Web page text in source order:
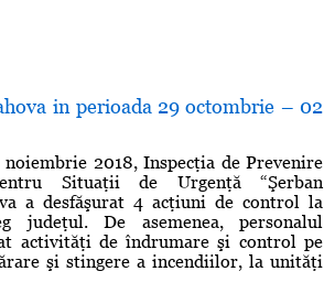
in perioada 29 octombrie – 02
2018, Inspecţia de Prevenire
Situaţii de Urgenţă “Şerban
a desfăşurat 4 acţiuni de control la
judeţul. De asemenea, personalul
activităţi de îndrumare şi control pe
şi stingere a incendiilor, la unităţi